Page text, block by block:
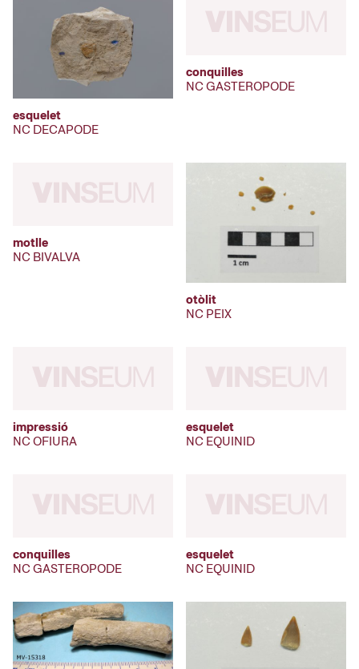
esquelet
NC DECAPODE
conquilles
NC GASTEROPODE
motlle
NC BIVALVA
otòlit
NC PEIX
impressió
NC OFIURA
esquelet
NC EQUINID
conquilles
NC GASTEROPODE
esquelet
NC EQUINID